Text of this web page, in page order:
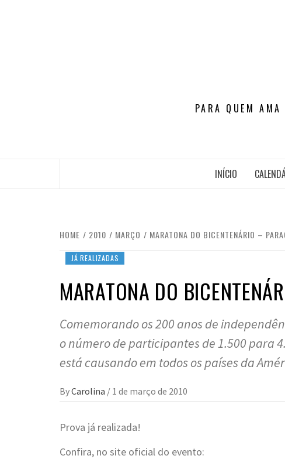
PARA QUEM
INÍCIO
HOME 2010 MARÇO MARATONA DO BICENTENÁRIO –
JÁ REALIZADAS
MARATONA DO
Comemorando os 200 anos de
o número de participantes de 1.500 para
está causando em todos os países da
ByCarolina / 1 de março de 2010
Prova já realizada!
Confira, no site oficial do evento: